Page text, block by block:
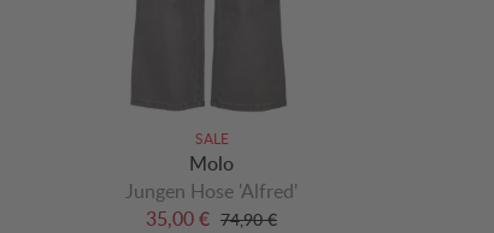
SALE
Molo
Jungen Hose 'Alfred'
35,00 € 74,90 €